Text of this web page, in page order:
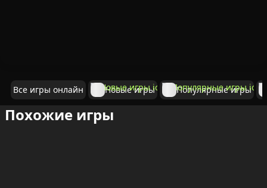
Все игры онлайн Новые игры Популярные игры
Похожие игры